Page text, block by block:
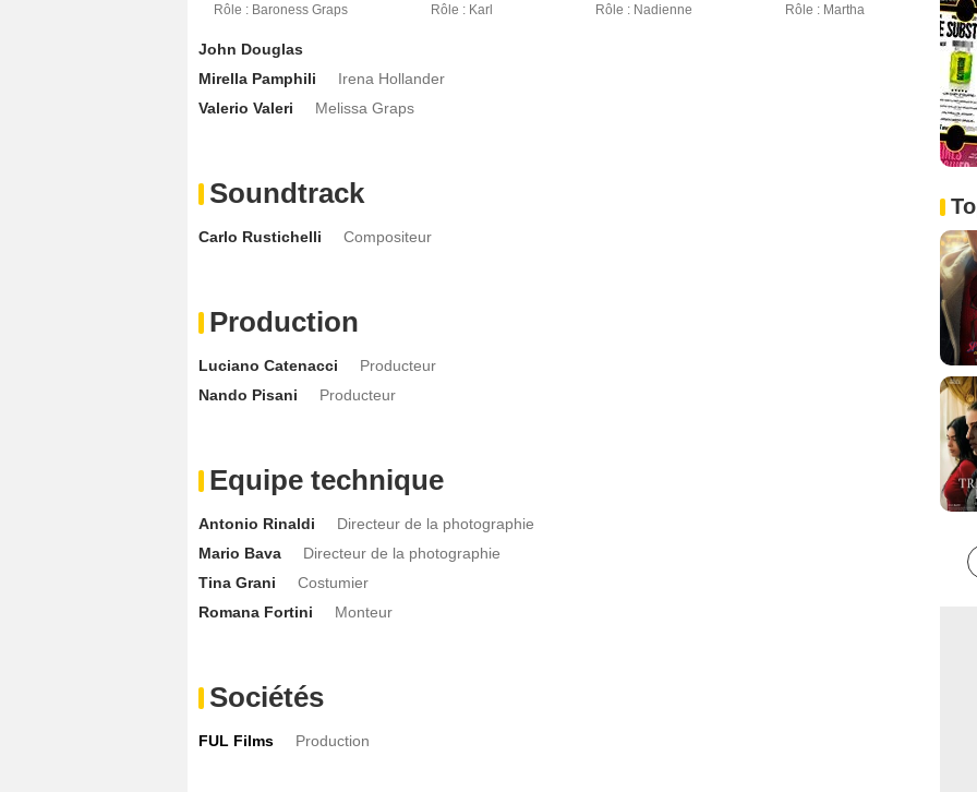
Rôle : Baroness Graps Rôle : Karl Rôle : Nadienne Rôle : Martha
John Douglas
Mirella Pamphili
Irena Hollander
Valerio Valeri
Melissa Graps
Soundtrack
Carlo Rustichelli Compositeur
Production
Luciano Catenacci
Producteur
Nando Pisani
Producteur
Equipe technique
Antonio Rinaldi
Directeur de la photographie
Mario Bava
Directeur de la photographie
Tina Grani
Costumier
Romana Fortini
Monteur
Sociétés
FUL Films Production